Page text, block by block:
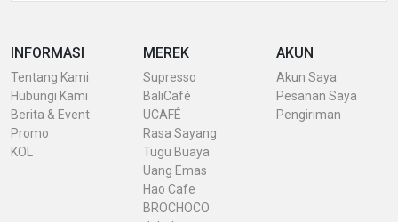
INFORMASI
Tentang Kami
Hubungi Kami
Berita & Event
Promo
KOL
MEREK
Supresso
BaliCafé
UCAFÉ
Rasa Sayang
Tugu Buaya
Uang Emas
Hao Cafe
BROCHOCO
AKUN
Akun Saya
Pesanan Saya
Pengiriman